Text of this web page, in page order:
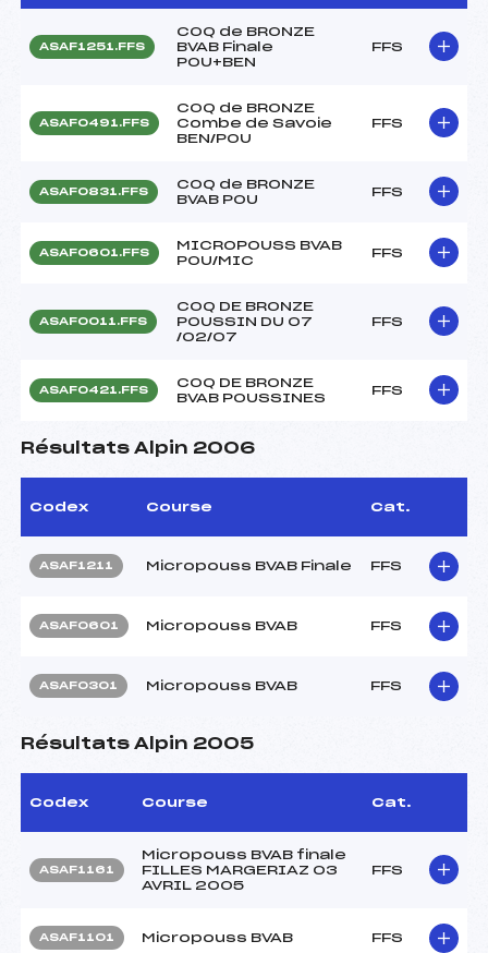
ASAF1251.FFS
COQ de BRONZE
BVAB Finale
POU+BEN
FFS
ASAF0491.FFS
COQ de BRONZE
Combe de Savoie
BEN/POU
FFS
ASAF0831.FFS
COQ de BRONZE
BVAB POU
FFS
ASAF0601.FFS
MICROPOUSS BVAB
POU/MIC
FFS
ASAF0011.FFS
COQ DE BRONZE
POUSSIN DU 07
/02/07
FFS
ASAF0421.FFS
COQ DE BRONZE
BVAB POUSSINES
FFS
Résultats Alpin 2006
Codex Course Cat.
ASAF1211 Micropouss BVAB Finale FFS
ASAF0601 Micropouss BVAB FFS
ASAF0301 Micropouss BVAB FFS
Résultats Alpin 2005
Codex Course Cat.
ASAF1161
Micropouss BVAB finale
FILLES MARGERIAZ 03
AVRIL 2005
FFS
ASAF1101 Micropouss BVAB FFS